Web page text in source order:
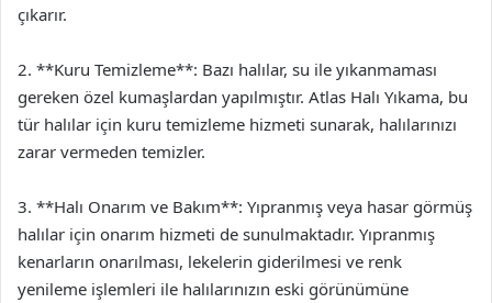
çıkarır.
2. **Kuru Temizleme**: Bazı halılar, su ile yıkanmaması
gereken özel kumaşlardan yapılmıştır. Atlas Halı Yıkama, bu
tür halılar için kuru temizleme hizmeti sunarak, halılarınızı
zarar vermeden temizler.
3. **Halı Onarım ve Bakım**: Yıpranmış veya hasar görmüş
halılar için onarım hizmeti de sunulmaktadır. Yıpranmış
kenarların onarılması, lekelerin giderilmesi ve renk
yenileme işlemleri ile halılarınızın eski görünümüne